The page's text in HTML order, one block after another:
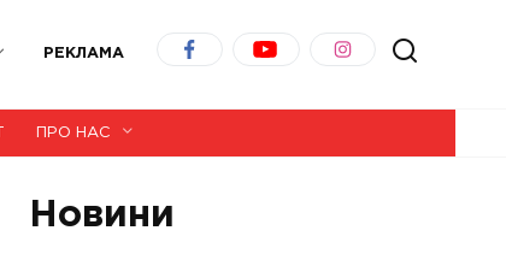
РЕКЛАМА
ПРО НАС
Новини